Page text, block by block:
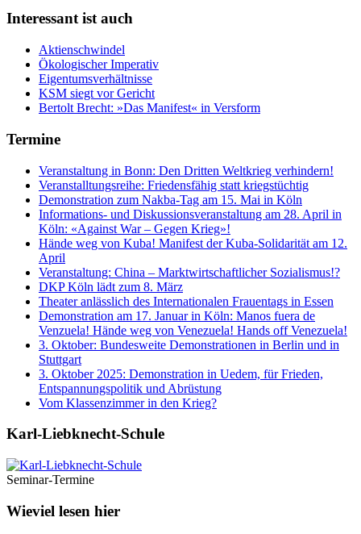
Interessant ist auch
Aktienschwindel
Ökologischer Imperativ
Eigentumsverhältnisse
KSM siegt vor Gericht
Bertolt Brecht: »Das Manifest« in Versform
Termine
Veranstaltung in Bonn: Den Dritten Weltkrieg verhindern!
Veranstalltungsreihe: Friedensfähig statt kriegstüchtig
Demonstration zum Nakba-Tag am 15. Mai in Köln
Informations- und Diskussionsveranstaltung am 28. April in
Köln: «Against War – Gegen Krieg»!
Hände weg von Kuba! Manifest der Kuba-Solidarität am 12.
April
Veranstaltung: China – Marktwirtschaftlicher Sozialismus!?
DKP Köln lädt zum 8. März
Theater anlässlich des Internationalen Frauentags in Essen
Demonstration am 17. Januar in Köln: Manos fuera de
Venzuela! Hände weg von Venezuela! Hands off Venezuela!
3. Oktober: Bundesweite Demonstrationen in Berlin und in
Stuttgart
3. Oktober 2025: Demonstration in Uedem, für Frieden,
Entspannungspolitik und Abrüstung
Vom Klassenzimmer in den Krieg?
Karl-Liebknecht-­Schule
Seminar-Termine
Wieviel lesen hier